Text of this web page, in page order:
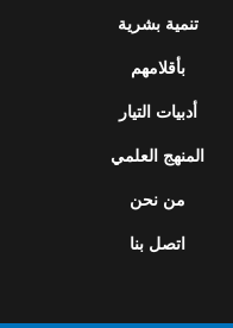
تنمية بشرية
بأقلامهم
أدبيات التيار
المنهج العلمي
من نحن
اتصل بنا